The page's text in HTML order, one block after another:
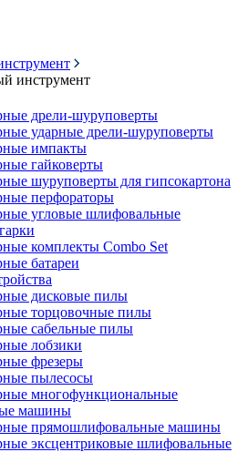
инструмент
дрели-шуруповерты
ударные дрели-шуруповерты
импакты
гайковерты
шуруповерты для гипсокартона
перфораторы
угловые шлифовальные
комплекты Combo Set
батареи
дисковые пилы
торцовочные пилы
сабельные пилы
лобзики
фрезеры
пылесосы
многофункциональные
машины
прямошлифовальные машины
эксцентриковые шлифовальные